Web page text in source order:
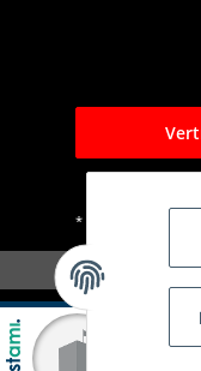
* Alle Preise inkl.